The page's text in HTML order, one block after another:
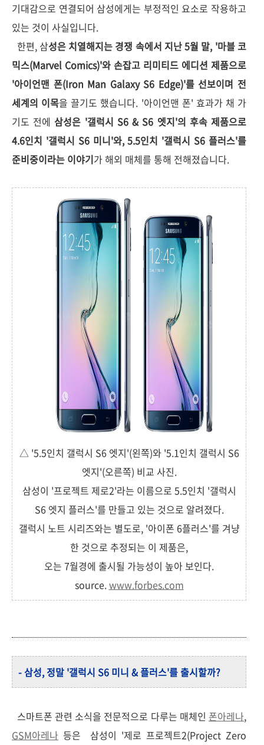
기대감으로 연결되어 삼성에게는 부정적인 요소로 작용하고
있는 것이 사실입니다.
한편, 삼성은 치열해지는 경쟁 속에서 지난 5월 말, '마블 코
믹스(Marvel Comics)'와 손잡고 리미티드 에디션 제품으로
'아이언맨 폰(Iron Man Galaxy S6 Edge)'를 선보이며 전
세계의 이목을 끌기도 했습니다. '아이언맨 폰' 효과가 채 가
기도 전에 삼성은 '갤럭시 S6 & S6 엣지'의 후속 제품으로
4.6인치 '갤럭시 S6 미니'와, 5.5인치 '갤럭시 S6 플러스'를
준비중이라는 이야기가 해외 매체를 통해 전해졌습니다.
△ '5.5인치 갤럭시 S6 엣지'(왼쪽)와 '5.1인치 갤럭시 S6
엣지'(오른쪽) 비교 사진.
삼성이 '프로젝트 제로2'라는 이름으로 5.5인치 '갤럭시
S6 엣지 플러스'를 만들고 있는 것으로 알려졌다.
갤럭시 노트 시리즈와는 별도로, '아이폰 6플러스'를 겨냥
한 것으로 추정되는 이 제품은,
오는 7월경에 출시될 가능성이 높아 보인다.
source.www.forbes.com
- 삼성, 정말 '갤럭시 S6 미니 & 플러스'를 출시할까?
스마트폰 관련 소식을 전문적으로 다루는 매체인 폰아레나,
GSM아레나 등은 삼성이 '제로 프로젝트2(Project Zero